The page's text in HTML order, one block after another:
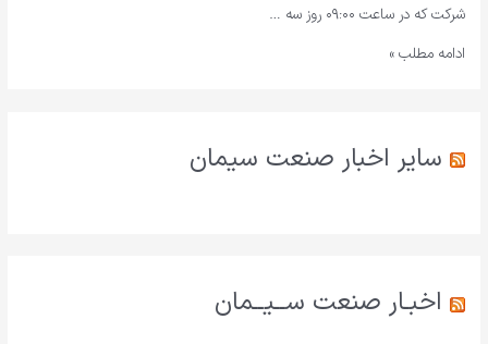
شرکت که در ساعت ۰۹:۰۰ روز سه …
ادامه مطلب »
سایر اخبار صنعت سیمان
اخبـار صنعت ســیــمان